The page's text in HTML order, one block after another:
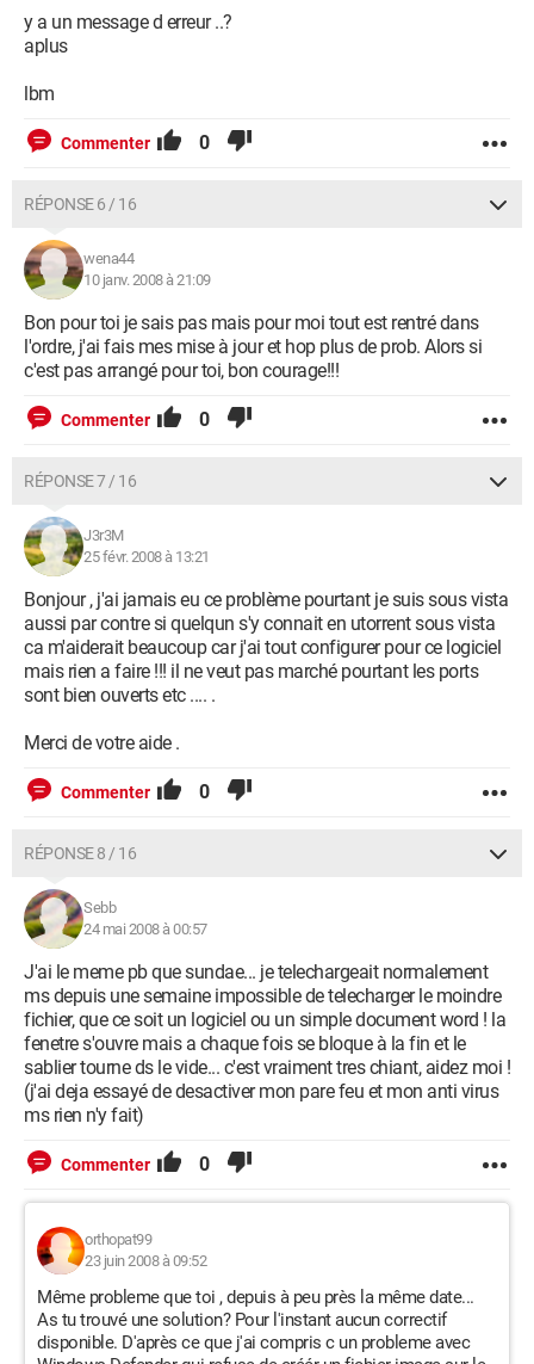
y a un message d erreur ..?
aplus
lbm
Commenter 0
RÉPONSE 6 / 16
wena44
10 janv. 2008 à 21:09
Bon pour toi je sais pas mais pour moi tout est rentré dans
l'ordre, j'ai fais mes mise à jour et hop plus de prob. Alors si
c'est pas arrangé pour toi, bon courage!!!
Commenter 0
RÉPONSE 7 / 16
J3r3M
25 févr. 2008 à 13:21
Bonjour , j'ai jamais eu ce problème pourtant je suis sous vista
aussi par contre si quelqun s'y connait en utorrent sous vista
ca m'aiderait beaucoup car j'ai tout configurer pour ce logiciel
mais rien a faire !!! il ne veut pas marché pourtant les ports
sont bien ouverts etc .... .
Merci de votre aide .
Commenter 0
RÉPONSE 8 / 16
Sebb
24 mai 2008 à 00:57
J'ai le meme pb que sundae... je telechargeait normalement
ms depuis une semaine impossible de telecharger le moindre
fichier, que ce soit un logiciel ou un simple document word ! la
fenetre s'ouvre mais a chaque fois se bloque à la fin et le
sablier tourne ds le vide... c'est vraiment tres chiant, aidez moi !
(j'ai deja essayé de desactiver mon pare feu et mon anti virus
ms rien n'y fait)
Commenter 0
orthopat99
23 juin 2008 à 09:52
Même probleme que toi , depuis à peu près la même date...
As tu trouvé une solution? Pour l'instant aucun correctif
disponible. D'après ce que j'ai compris c un probleme avec